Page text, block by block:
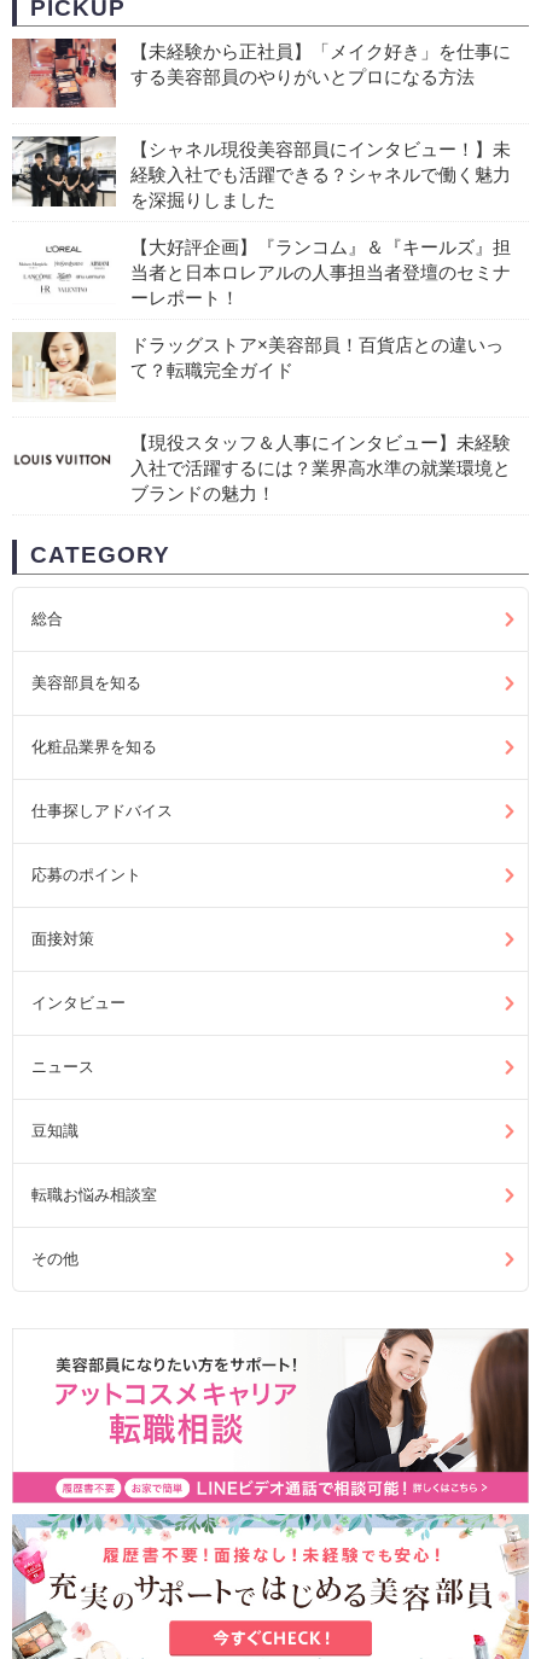
PICKUP
【未経験から正社員】「メイク好き」を仕事に
する美容部員のやりがいとプロになる方法
【シャネル現役美容部員にインタビュー！】未
経験入社でも活躍できる？シャネルで働く魅力
を深掘りしました
【大好評企画】『ランコム』＆『キールズ』担
当者と日本ロレアルの人事担当者登壇のセミナ
ーレポート！
ドラッグストア×美容部員！百貨店との違いっ
て？転職完全ガイド
【現役スタッフ＆人事にインタビュー】未経験
入社で活躍するには？業界高水準の就業環境と
ブランドの魅力！
CATEGORY
総合
美容部員を知る
化粧品業界を知る
仕事探しアドバイス
応募のポイント
面接対策
インタビュー
ニュース
豆知識
転職お悩み相談室
その他